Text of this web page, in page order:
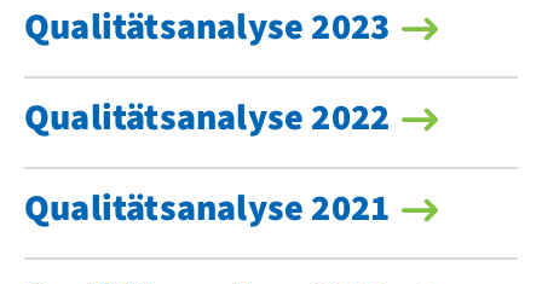
Qualitätsanalyse 2023
Qualitätsanalyse 2022
Qualitätsanalyse 2021